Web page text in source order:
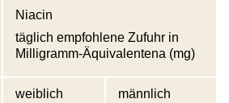
Niacin
täglich empfohlene Zufuhr in
Milligramm-Äquivalentena (mg)
weiblich männlich